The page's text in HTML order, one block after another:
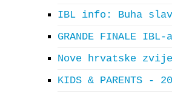
IBL info: Buha
GRANDE FINALE IBL-a
Nove hrvatske
KIDS & PARENTS -